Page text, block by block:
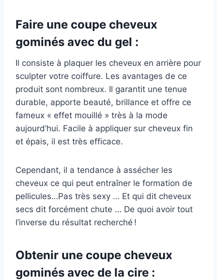
Faire une coupe cheveux
gominés avec du gel :
Il consiste à plaquer les cheveux en arrière pour
sculpter votre coiffure. Les avantages de ce
produit sont nombreux. Il garantit une tenue
durable, apporte beauté, brillance et offre ce
fameux « effet mouillé » très à la mode
aujourd’hui. Facile à appliquer sur cheveux fin
et épais, il est très efficace.
Cependant, il a tendance à assécher les
cheveux ce qui peut entraîner le formation de
pellicules…Pas très sexy … Et qui dit cheveux
secs dit forcément chute … De quoi avoir tout
l’inverse du résultat recherché !
Obtenir une coupe cheveux
gominés avec de la cire :